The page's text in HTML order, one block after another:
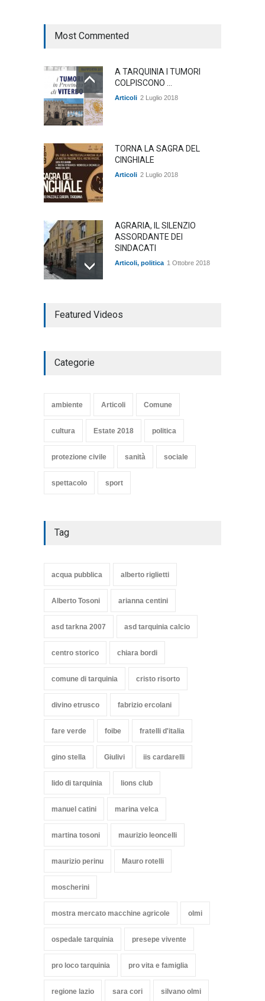
Most Commented
A TARQUINIA I TUMORI
COLPISCONO ...
Articoli 2 Luglio 2018
TORNA LA SAGRA DEL
CINGHIALE
Articoli 2 Luglio 2018
AGRARIA, IL SILENZIO
ASSORDANTE DEI
SINDACATI
Articoli, politica 1 Ottobre 2018
COMMEDIA"
TARQUINIA
Featured Videos
Categorie
ambiente Articoli Comune
cultura Estate 2018 politica
protezione civile sanità sociale
spettacolo sport
Tag
acqua pubblica alberto riglietti
Alberto Tosoni arianna centini
asd tarkna 2007 asd tarquinia calcio
centro storico chiara bordi
comune di tarquinia cristo risorto
divino etrusco fabrizio ercolani
fare verde foibe fratelli d'italia
gino stella Giulivi iis cardarelli
lido di tarquinia lions club
manuel catini marina velca
martina tosoni maurizio leoncelli
maurizio perinu Mauro rotelli
moscherini
mostra mercato macchine agricole olmi
ospedale tarquinia presepe vivente
pro loco tarquinia pro vita e famiglia
regione lazio sara cori silvano olmi